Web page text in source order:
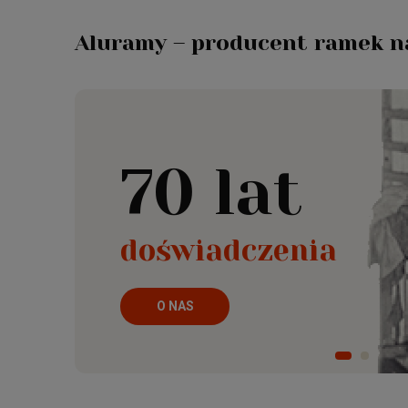
Aluramy – producent ramek
70 lat
doświadczenia
O NAS